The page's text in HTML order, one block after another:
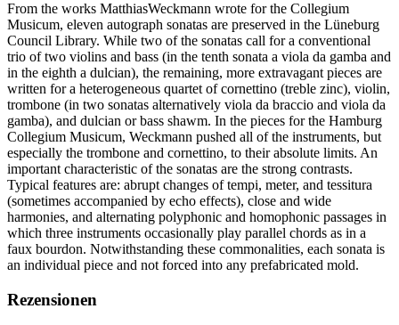
From the works MatthiasWeckmann wrote for the Collegium
Musicum, eleven autograph sonatas are preserved in the Lüneburg
Council Library. While two of the sonatas call for a conventional
trio of two violins and bass (in the tenth sonata a viola da gamba and
in the eighth a dulcian), the remaining, more extravagant pieces are
written for a heterogeneous quartet of cornettino (treble zinc), violin,
trombone (in two sonatas alternatively viola da braccio and viola da
gamba), and dulcian or bass shawm. In the pieces for the Hamburg
Collegium Musicum, Weckmann pushed all of the instruments, but
especially the trombone and cornettino, to their absolute limits. An
important characteristic of the sonatas are the strong contrasts.
Typical features are: abrupt changes of tempi, meter, and tessitura
(sometimes accompanied by echo effects), close and wide
harmonies, and alternating polyphonic and homophonic passages in
which three instruments occasionally play parallel chords as in a
faux bourdon. Notwithstanding these commonalities, each sonata is
an individual piece and not forced into any prefabricated mold.
Rezensionen